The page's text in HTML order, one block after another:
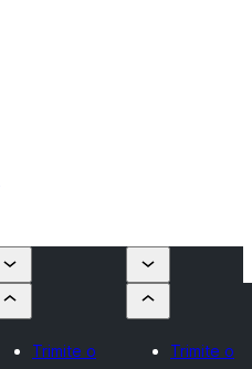
Trimite o
Trimite o